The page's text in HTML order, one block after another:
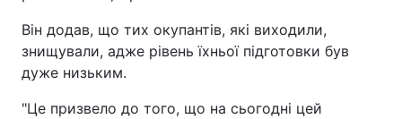
Він додав, що тих окупантів, які виходили,
знищували, адже рівень їхньої підготовки був
дуже низьким.
"Це призвело до того, що на сьогодні цей